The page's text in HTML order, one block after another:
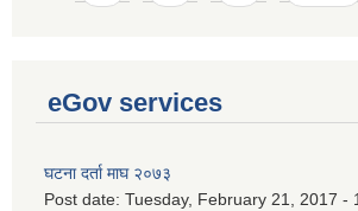
eGov services
घटना दर्ता माघ २०७३
Post date: Tuesday, February 21, 2017 -